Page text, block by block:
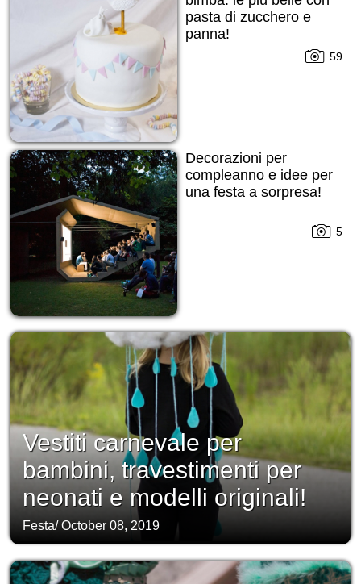
pasta di zucchero e
panna!
59
Decorazioni per
compleanno e idee per
una festa a sorpresa!
5
Vestiti carnevale per
bambini, travestimenti per
neonati e modelli originali!
Festa/October 08, 2019